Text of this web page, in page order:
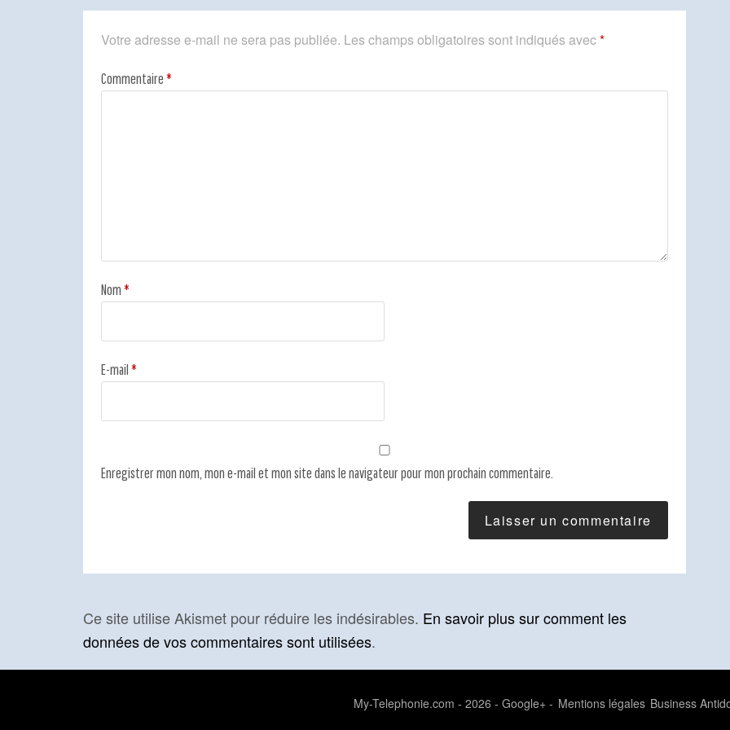
Votre adresse e-mail ne sera pas publiée. Les champs obligatoires sont indiqués avec*
Commentaire*
Nom*
E-mail*
Enregistrer mon nom, mon e-mail et mon site dans le navigateur pour mon prochain commentaire.
Ce site utilise Akismet pour réduire les indésirables. En savoir plus sur comment les
données de vos commentaires sont utilisées.
My-Telephonie.com - 2026 - Google+- Mentions légales Business